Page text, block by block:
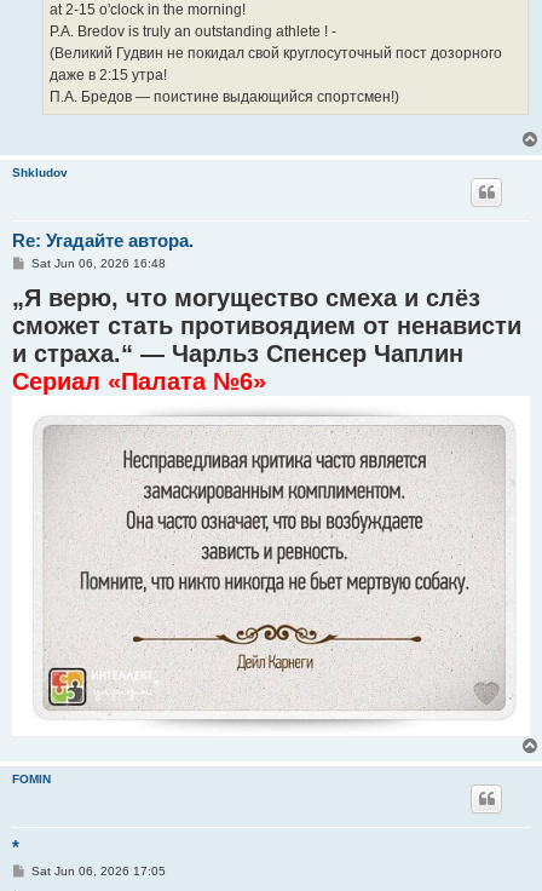
at 2-15 o'clock in the morning!
P.A. Bredov is truly an outstanding athlete ! -
(Великий Гудвин не покидал свой круглосуточный пост дозорного
даже в 2:15 утра!
П.А. Бредов — поистине выдающийся спортсмен!)
Shkludov
Re: Угадайте автора.
P
s
t
Sat Jun 06, 2026 16:48
„Я верю, что могущество смеха и слёз
сможет стать противоядием от ненависти
и страха.“ — Чарльз Спенсер Чаплин
Сериал «Палата №6»
FOMIN
*
PSat Jun 06, 2026 17:05